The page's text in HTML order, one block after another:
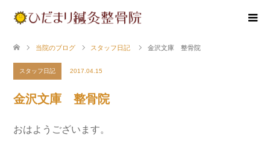
当院のブログ スタッフ日記 金沢文庫 整骨院
スタッフ日記 2017.04.15
金沢文庫 整骨院
おはようございます。